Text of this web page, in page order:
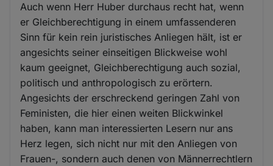
Auch wenn Herr Huber durchaus recht hat, wenn
er Gleichberechtigung in einem umfassenderen
Sinn für kein rein juristisches Anliegen hält, ist er
angesichts seiner einseitigen Blickweise wohl
kaum geeignet, Gleichberechtigung auch sozial,
politisch und anthropologisch zu erörtern.
Angesichts der erschreckend geringen Zahl von
Feministen, die hier einen weiten Blickwinkel
haben, kann man interessierten Lesern nur ans
Herz legen, sich nicht nur mit den Anliegen von
Frauen-, sondern auch denen von Männerrechtlern